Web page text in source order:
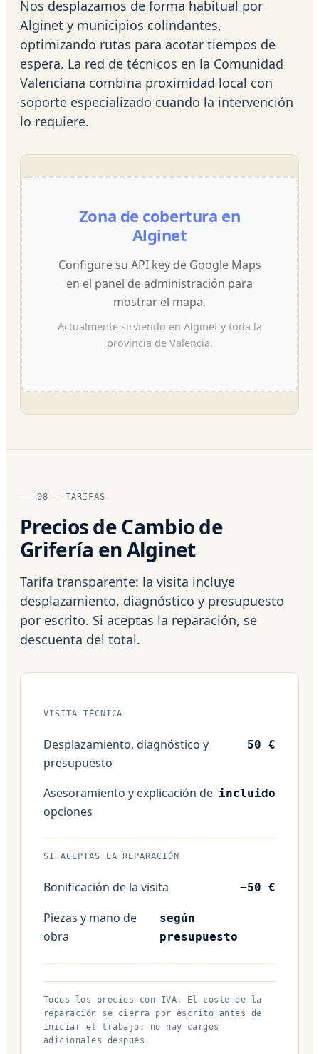
Nos desplazamos de forma habitual por
Alginet y municipios colindantes,
optimizando rutas para acotar tiempos de
espera. La red de técnicos en la Comunidad
Valenciana combina proximidad local con
soporte especializado cuando la intervención
lo requiere.
Zona de cobertura en
Alginet
Configure su API key de Google Maps
en el panel de administración para
mostrar el mapa.
Actualmente sirviendo en Alginet y toda la
provincia de Valencia.
08 — TARIFAS
Precios de Cambio de
Grifería en Alginet
Tarifa transparente: la visita incluye
desplazamiento, diagnóstico y presupuesto
por escrito. Si aceptas la reparación, se
descuenta del total.
VISITA TÉCNICA
Desplazamiento, diagnóstico y
presupuesto
50 €
Asesoramiento y explicación de
opciones
incluido
SI ACEPTAS LA REPARACIÓN
Bonificación de la visita −50 €
Piezas y mano de
obra
según
presupuesto
Todos los precios con IVA. El coste de la
reparación se cierra por escrito antes de
iniciar el trabajo; no hay cargos
adicionales después.